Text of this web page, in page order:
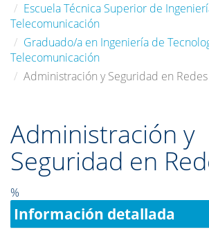
Escuela Técnica Superior de
Telecomunicación
Graduado/a en Ingeniería de
Telecomunicación
Administración y Seguridad en Redes
Administración y
Seguridad en
%
Información detallada